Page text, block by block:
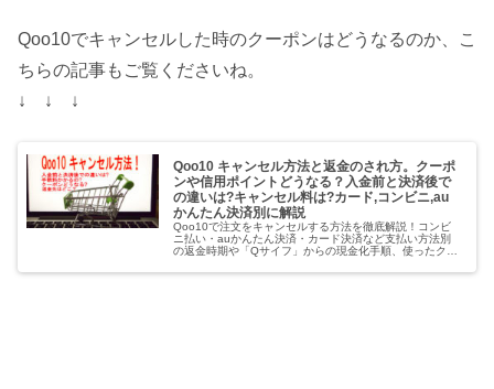
Qoo10でキャンセルした時のクーポンはどうなるのか、こ
ちらの記事もご覧くださいね。
↓ ↓ ↓
Qoo10 キャンセル方法と返金のされ方。クーポ
ンや信用ポイントどうなる？入金前と決済後で
の違いは?キャンセル料は?カード,コンビニ,au
かんたん決済別に解説
Qoo10で注文をキャンセルする方法を徹底解説！コンビ
ニ払い・auかんたん決済・カード決済など支払い方法別
の返金時期や「Qサイフ」からの現金化手順、使ったクー
ールに基づき、初心者の方にもわかりやすく紹介します。